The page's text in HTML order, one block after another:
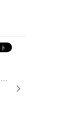
タイヤ館 岡山西長瀬店では無料の安全点検を行なっています！！お車のメンテナンスをお出かけ前に！タイヤの空気圧チェック、オイル、ワイパー、バッテリー関係など無料で見ています。そして、本日は撥水ワイパーの紹介です！私も使っていますが雨の日は水を弾いてくれる撥水コーティングをしてくれ...